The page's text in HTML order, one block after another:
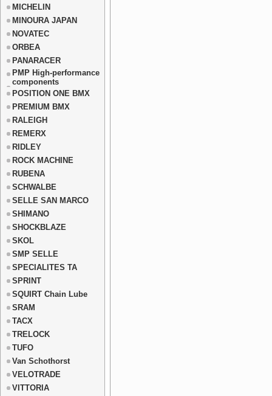
MICHELIN
MINOURA JAPAN
NOVATEC
ORBEA
PANARACER
PMP High-performance
components
POSITION ONE BMX
PREMIUM BMX
RALEIGH
REMERX
RIDLEY
ROCK MACHINE
RUBENA
SCHWALBE
SELLE SAN MARCO
SHIMANO
SHOCKBLAZE
SKOL
SMP SELLE
SPECIALITES TA
SPRINT
SQUIRT Chain Lube
SRAM
TACX
TRELOCK
TUFO
Van Schothorst
VELOTRADE
VITTORIA